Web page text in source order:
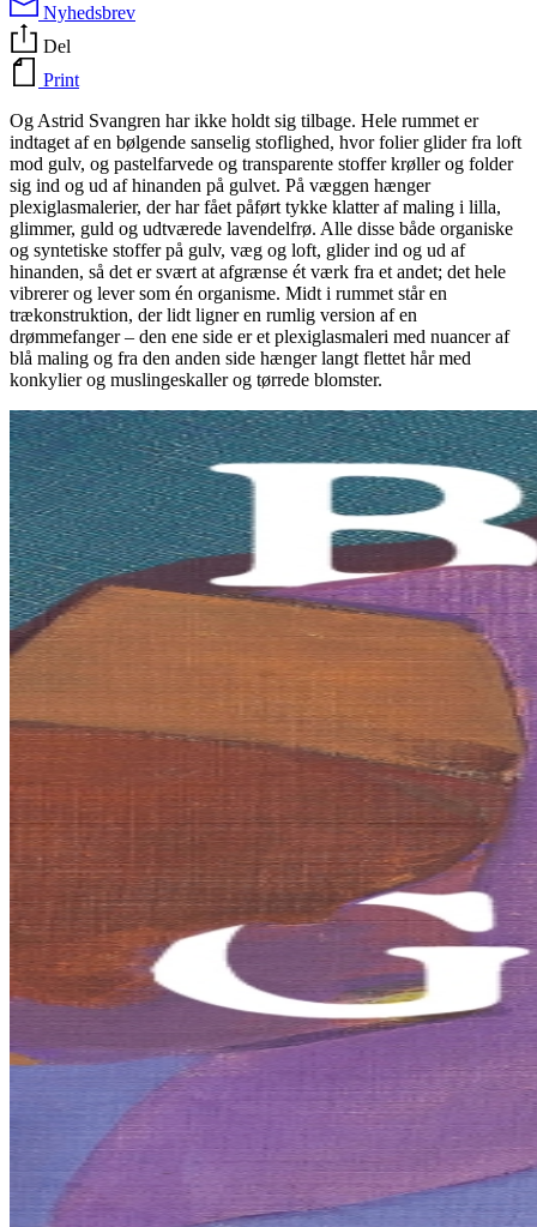
Nyhedsbrev
Del
Print
Og Astrid Svangren har ikke holdt sig tilbage. Hele rummet er
indtaget af en bølgende sanselig stoflighed, hvor folier glider fra loft
mod gulv, og pastelfarvede og transparente stoffer krøller og folder
sig ind og ud af hinanden på gulvet. På væggen hænger
plexiglasmalerier, der har fået påført tykke klatter af maling i lilla,
glimmer, guld og udtværede lavendelfrø. Alle disse både organiske
og syntetiske stoffer på gulv, væg og loft, glider ind og ud af
hinanden, så det er svært at afgrænse ét værk fra et andet; det hele
vibrerer og lever som én organisme. Midt i rummet står en
trækonstruktion, der lidt ligner en rumlig version af en
drømmefanger – den ene side er et plexiglasmaleri med nuancer af
blå maling og fra den anden side hænger langt flettet hår med
konkylier og muslingeskaller og tørrede blomster.